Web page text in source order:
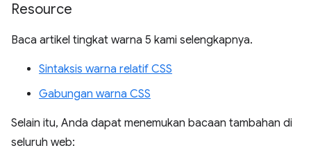
Resource
Baca artikel tingkat warna 5 kami selengkapnya.
Sintaksis warna relatif CSS
Gabungan warna CSS
Selain itu, Anda dapat menemukan bacaan tambahan di
seluruh web: